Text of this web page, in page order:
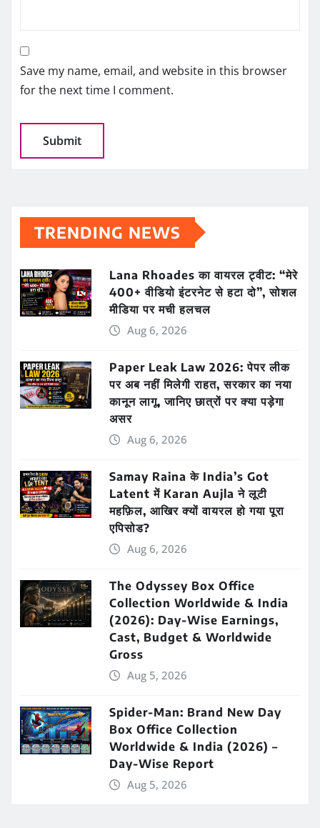
Save my name, email, and website in this browser
for the next time I comment.
TRENDING NEWS
Lana Rhoades का वायरल ट्वीट: “मेरे
400+ वीडियो इंटरनेट से हटा दो”, सोशल
मीडिया पर मची हलचल
Aug 6, 2026
Paper Leak Law 2026: पेपर लीक
पर अब नहीं मिलेगी राहत, सरकार का नया
कानून लागू, जानिए छात्रों पर क्या पड़ेगा
असर
Aug 6, 2026
Samay Raina के India’s Got
Latent में Karan Aujla ने लूटी
महफ़िल, आखिर क्यों वायरल हो गया पूरा
एपिसोड?
Aug 6, 2026
The Odyssey Box Office
Collection Worldwide & India
(2026): Day-Wise Earnings,
Cast, Budget & Worldwide
Gross
Aug 5, 2026
Spider-Man: Brand New Day
Box Office Collection
Worldwide & India (2026) –
Day-Wise Report
Aug 5, 2026